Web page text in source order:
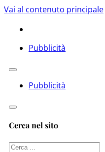
Vai al contenuto principale
Pubblicità
Pubblicità
Cerca nel sito
Cerca